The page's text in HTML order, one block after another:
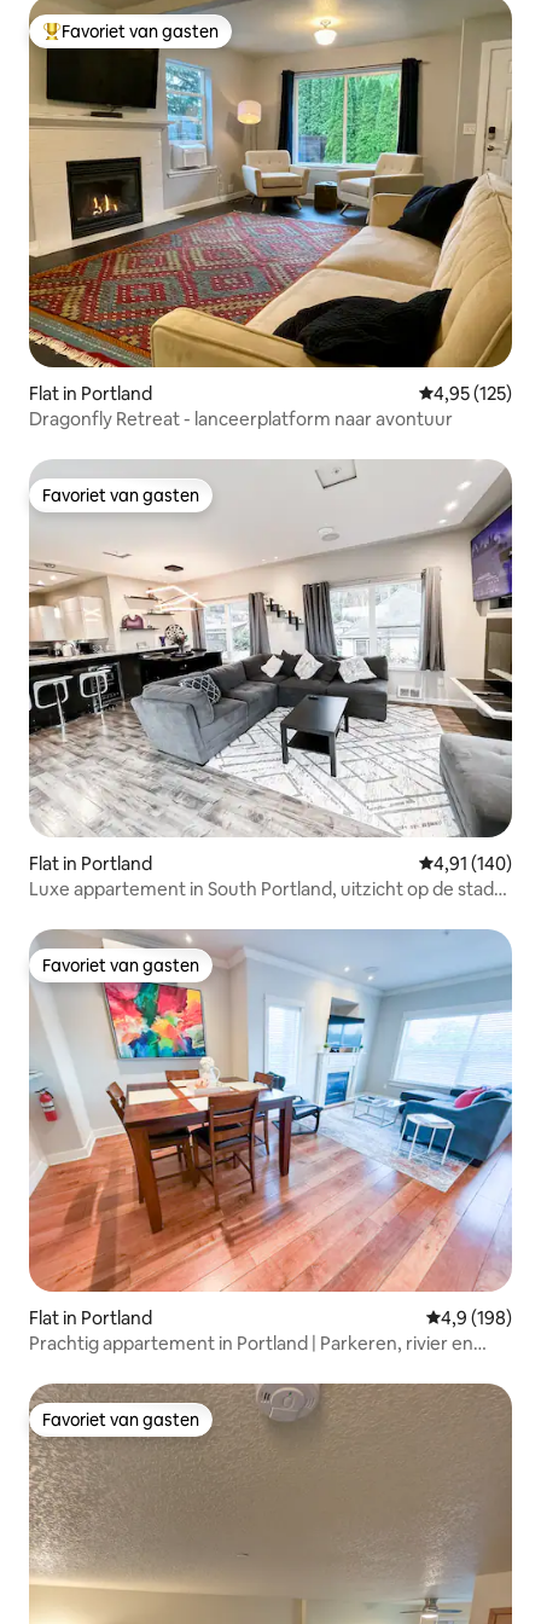
Topfavoriet van gasten
Favoriet van gasten
Flat in Portland Gemiddelde
4,95 (125)
Dragonfly Retreat - lanceerplatform naar avontuur
Favoriet van gasten
Favoriet van gasten
Flat in Portland Gemiddelde
4,91 (140)
Luxe appartement in South Portland, uitzicht op de stad
Favoriet van gasten
Favoriet van gasten
Flat in Portland Gemiddelde
4,9 (198)
Prachtig appartement in Portland | Parkeren, rivier en
Favoriet van gasten
Favoriet van gasten